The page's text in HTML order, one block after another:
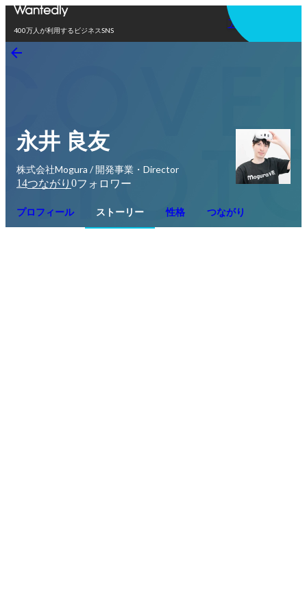
400万人が利用するビジネスSNS
アプリを使う
永井 良友
株式会社Mogura / 開発事業・Director
14つながり 0フォロワー
プロフィール ストーリー 性格 つながり